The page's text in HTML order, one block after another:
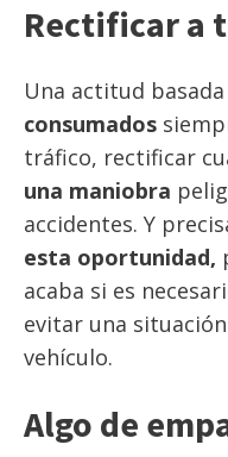
Rectificar a
Una actitud
consumados
tráfico, rectificar
una maniobra
accidentes. Y
esta oportunidad,
acaba si es
evitar una
vehículo.
Algo de